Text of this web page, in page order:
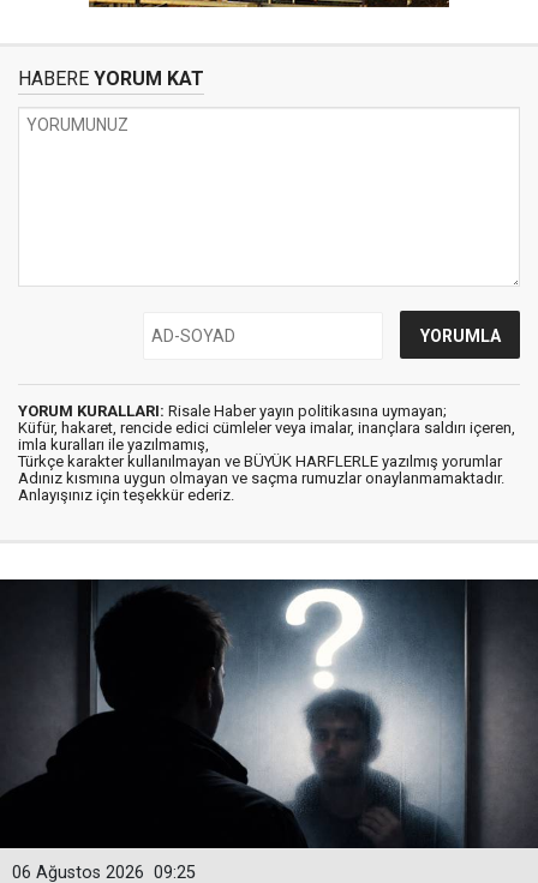
HABERE YORUM KAT
YORUM KURALLARI: Risale Haber yayın politikasına uymayan;
Küfür, hakaret, rencide edici cümleler veya imalar, inançlara saldırı içeren,
imla kuralları ile yazılmamış,
Türkçe karakter kullanılmayan ve BÜYÜK HARFLERLE yazılmış yorumlar
Adınız kısmına uygun olmayan ve saçma rumuzlar onaylanmamaktadır.
Anlayışınız için teşekkür ederiz.
09:25
06 Ağustos 2026